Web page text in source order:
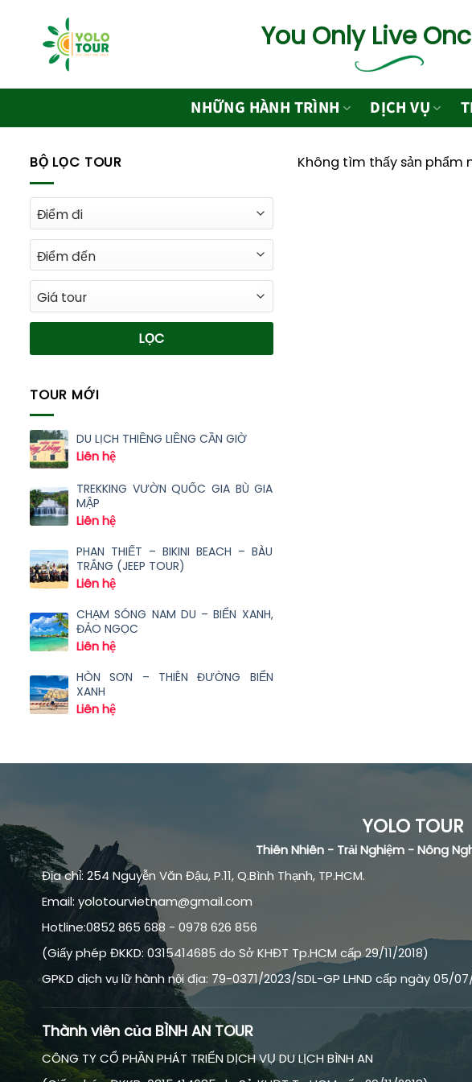
You Only Live
NHỮNG HÀNH TRÌNH DỊCH VỤ
BỘ LỌC TOUR
LỌC
TOUR MỚI
DU LỊCH THIỀNG LIỀNG CẦN GIỜ
Liên hệ
TREKKING VƯỜN QUỐC GIA BÙ GIA
MẬP
Liên hệ
PHAN THIẾT – BIKINI BEACH – BÀU
TRẮNG (JEEP TOUR)
Liên hệ
CHẠM SÓNG NAM DU – BIỂN XANH,
ĐẢO NGỌC
Liên hệ
HÒN SƠN – THIÊN ĐƯỜNG BIỂN
XANH
Liên hệ
Không tìm thấy sản phẩm
YOLO TOUR
Thiên Nhiên - Trải Nghiệm - Nông
Địa chỉ: 254 Nguyễn Văn Đậu, P.11, Q.Bình Thạnh, TP.HCM.
Email: yolotourvietnam@gmail.com
Hotline:0852 865 688 - 0978 626 856
(Giấy phép ĐKKD: 0315414685 do Sở KHĐT Tp.HCM cấp 29/11/2018)
GPKD dịch vụ lữ hành nội địa: 79-0371/2023/SDL-GP LHND cấp ngày 05/
Thành viên của BÌNH AN TOUR
CÔNG TY CỔ PHẦN PHÁT TRIỂN DỊCH VỤ DU LỊCH BÌNH AN